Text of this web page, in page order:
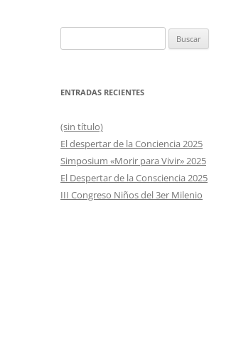
ENTRADAS RECIENTES
(sin título)
El despertar de la Conciencia 2025
Simposium «Morir para Vivir» 2025
El Despertar de la Consciencia 2025
III Congreso Niños del 3er Milenio